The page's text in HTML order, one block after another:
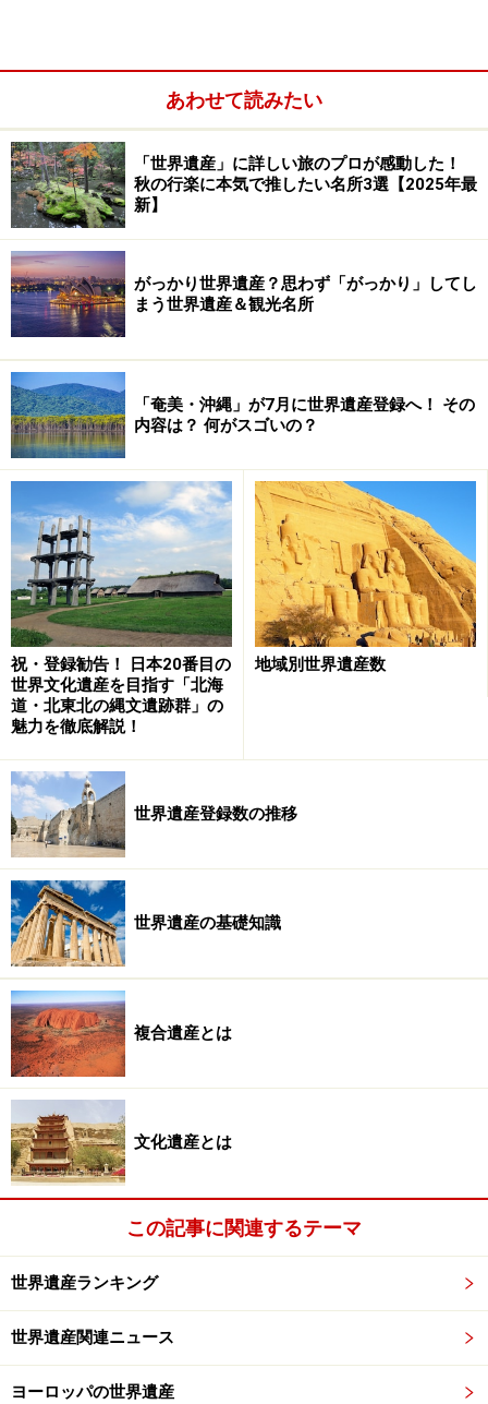
■ローマin→ミラノ→バルセロナ→グラナダ→マドリード
時間があれば、ローマとミラノの間にフィレンツェ、
グラナダとマドリードの間にコルドバを入れたい。移動
については、たとえばミラノ、バルセロナ間も電車移動
できるので、いずれも陸路でも空路でも可能。
■期間：10日程度～
■予算：30万円程度～
■ベストシーズン：いつでもOK
■主な世界遺産（拠点となる都市）
1. ローマ歴史地区、教皇領とサン・パオロ・フォー
リ・レ・ムーラ大聖堂（ローマ）
2. バチカン市国（ローマ）
3. レオナルド・ダ・ヴィンチの「最後の晩餐」がある
サンタ・マリア・デッレ・グラツィエ教会とドメニコ会
修道院（ミラノ）
4. アントニオ・ガウディの作品群（バルセロナ）
5. バルセロナのカタルーニャ音楽堂とサン・パウ病院
（バルセロナ）
6. グラナダのアルハンブラ、ヘネラリーフェ、アルバ
イシン地区（グラナダ）
7. マドリードのエル・エスコリアル修道院とその遺跡
（マドリード）
（フィレンツェ歴史地区、コルドバ歴史地区）
■旅の種類
イタリア、スペインを同時に回るツアーは実は多くな
い。オーダーメイドするか、ローマinマドリードoutのチ
ケットを買って自力で移動すれば確実だ。もうひとつオ
ススメしたいのは、バルセロナから豪華客船で巡るロー
マへのクルーズ。これについては最後に簡単に紹介す
ロマンティック建築ルートのテーマとお楽
あわせて読みたい
「世界遺産」に詳しい旅のプロが感動した！
秋の行楽に本気で推したい名所3選【2025年最
新】
がっかり世界遺産？思わず「がっかり」してし
まう世界遺産＆観光名所
「奄美・沖縄」が7月に世界遺産登録へ！ その
内容は？ 何がスゴいの？
祝・登録勧告！ 日本20番目の
世界文化遺産を目指す「北海
道・北東北の縄文遺跡群」の
魅力を徹底解説！
地域別世界遺産数
世界遺産登録数の推移
世界遺産の基礎知識
複合遺産とは
文化遺産とは
この記事に関連するテーマ
世界遺産ランキング
世界遺産関連ニュース
ヨーロッパの世界遺産